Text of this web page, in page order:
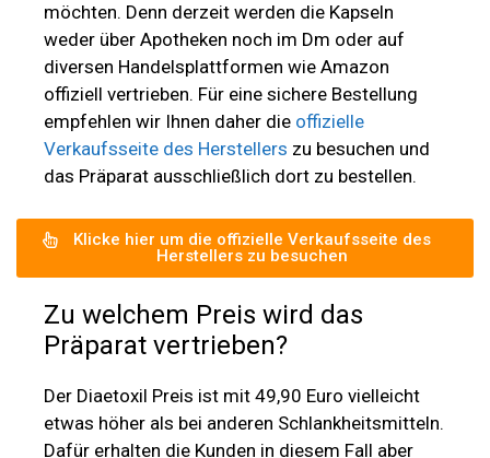
möchten. Denn derzeit werden die Kapseln
weder über Apotheken noch im Dm oder auf
diversen Handelsplattformen wie Amazon
offiziell vertrieben. Für eine sichere Bestellung
empfehlen wir Ihnen daher die offizielle
Verkaufsseite des Herstellers zu besuchen und
das Präparat ausschließlich dort zu bestellen.
Klicke hier um die offizielle Verkaufsseite des
Herstellers zu besuchen
Zu welchem Preis wird das
Präparat vertrieben?
Der Diaetoxil Preis ist mit 49,90 Euro vielleicht
etwas höher als bei anderen Schlankheitsmitteln.
Dafür erhalten die Kunden in diesem Fall aber